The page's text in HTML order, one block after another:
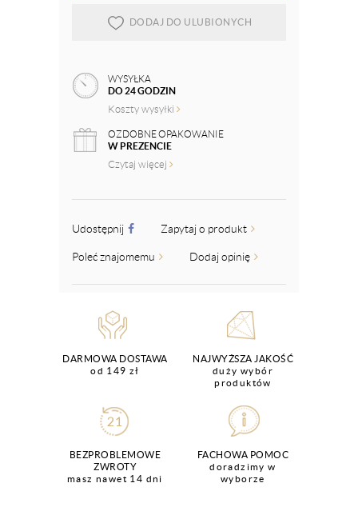
DODAJ DO ULUBIONYCH
WYSYŁKA
DO 24 GODZIN
Koszty wysyłki
OZDOBNE OPAKOWANIE
W PREZENCIE
Czytaj więcej
Udostępnij Zapytaj o produkt
Poleć znajomemu Dodaj opinię
DARMOWA DOSTAWA
od 149 zł
NAJWYŻSZA JAKOŚĆ
duży wybór
produktów
BEZPROBLEMOWE
ZWROTY
masz nawet 14 dni
FACHOWA POMOC
doradzimy w
wyborze